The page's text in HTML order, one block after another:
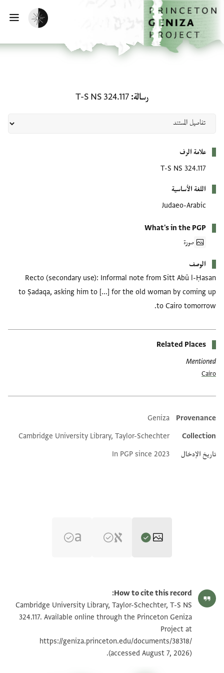
إلى المحتوى الرئيسي
الرئيسية
تفعيل الوضع المظلم
رسالة T-S NS 324.117
علامة الرف
T-S NS 324.117
اللغة الأساسية
Judaeo-Arabic
What's in the PGP
صورة
الوصف
Recto (secondary use): Informal note from Sitt Abū l-Ḥasan
to Ṣadaqa, asking him to [...] for the old woman by coming up
to Cairo tomorrow.
Related Places
Mentioned
Cairo
Additional metadata
Provenance
Geniza
Collection
Cambridge University Library, Taylor-Schechter
تاريخ الإدخال
In PGP since 2023
T-S NS 324.117 1v
عرض :T-S NS 324.117
بيان أذونات الصورة
How to cite this record:
Cambridge University Library, Taylor-Schechter, T-S NS
324.117. Available online through the Princeton Geniza
Project at
https://geniza.princeton.edu/documents/38318/
(accessed August 7, 2026).